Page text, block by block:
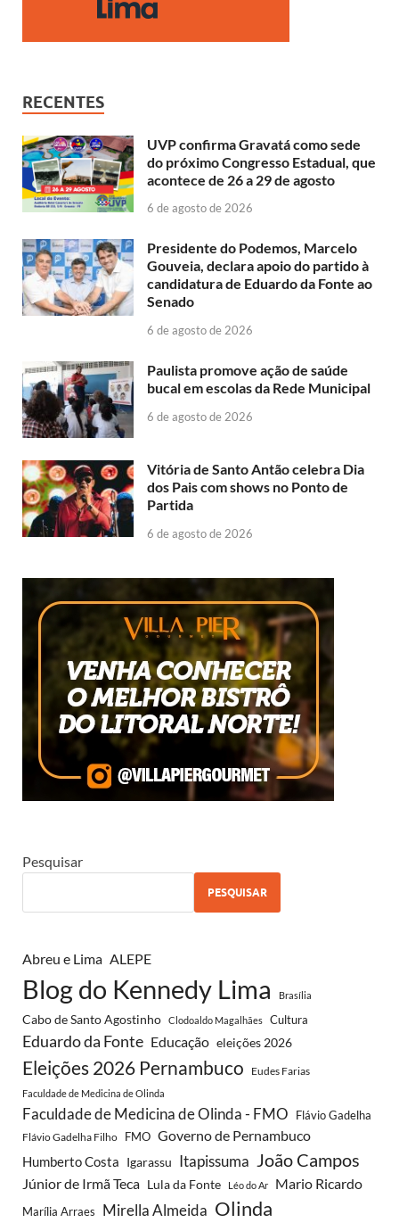
RECENTES
UVP confirma Gravatá como sede
do próximo Congresso Estadual, que
acontece de 26 a 29 de agosto
6 de agosto de 2026
Presidente do Podemos, Marcelo
Gouveia, declara apoio do partido à
candidatura de Eduardo da Fonte ao
Senado
6 de agosto de 2026
Paulista promove ação de saúde
bucal em escolas da Rede Municipal
6 de agosto de 2026
Vitória de Santo Antão celebra Dia
dos Pais com shows no Ponto de
Partida
6 de agosto de 2026
Pesquisar
PESQUISAR
Abreu e Lima ALEPE
Blog do Kennedy Lima Brasília
Cabo de Santo Agostinho Clodoaldo Magalhães Cultura
Eduardo da Fonte Educação eleições 2026
Eleições 2026 Pernambuco Eudes Farias
Faculdade de Medicina de Olinda
Faculdade de Medicina de Olinda - FMO Flávio Gadelha
Flávio Gadelha Filho FMO Governo de Pernambuco
Humberto Costa Igarassu Itapissuma João Campos
Júnior de Irmã Teca Lula da Fonte Léo do Ar Mario Ricardo
Marília Arraes Mirella Almeida Olinda